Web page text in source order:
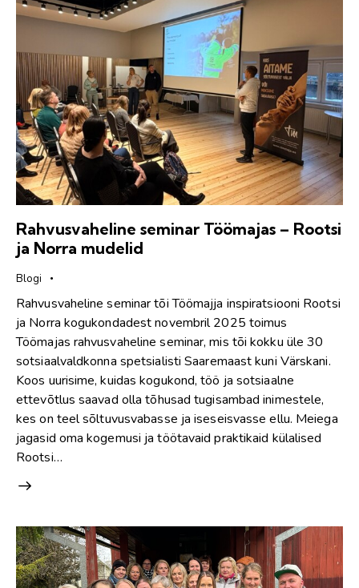
Rahvusvaheline seminar Töömajas – Rootsi
ja Norra mudelid
Blogi
Rahvusvaheline seminar tõi Töömajja inspiratsiooni Rootsi
ja Norra kogukondadest novembril 2025 toimus
Töömajas rahvusvaheline seminar, mis tõi kokku üle 30
sotsiaalvaldkonna spetsialisti Saaremaast kuni Värskani.
Koos uurisime, kuidas kogukond, töö ja sotsiaalne
ettevõtlus saavad olla tõhusad tugisambad inimestele,
kes on teel sõltuvusvabasse ja iseseisvasse ellu. Meiega
jagasid oma kogemusi ja töötavaid praktikaid külalised
Rootsi…